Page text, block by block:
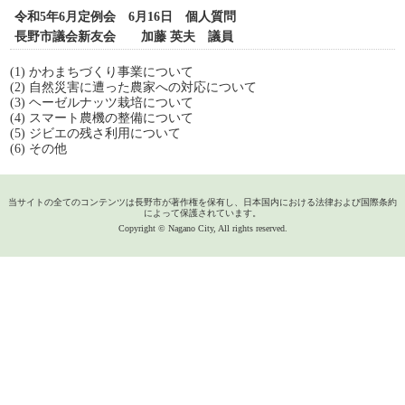
令和5年6月定例会 6月16日 個人質問
長野市議会新友会 加藤 英夫 議員
(1) かわまちづくり事業について
(2) 自然災害に遭った農家への対応について
(3) ヘーゼルナッツ栽培について
(4) スマート農機の整備について
(5) ジビエの残さ利用について
(6) その他
当サイトの全てのコンテンツは長野市が著作権を保有し、日本国内における法律および国際条約
によって保護されています。
Copyright © Nagano City, All rights reserved.